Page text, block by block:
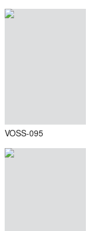
VOSS-095